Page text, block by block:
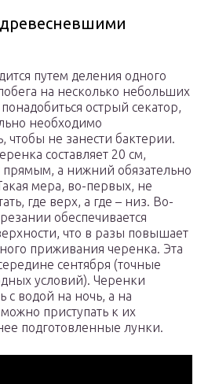
путем деления одного
на несколько небольших
острый секатор,
необходимо
чтобы не занести бактерии.
составляет 20 см,
а нижний обязательно
мера, во-первых, не
где верх, а где – низ. Во-
обеспечивается
что в разы повышает
приживания черенка. Эта
сентября (точные
условий). Черенки
с водой на ночь, а на
приступать к их
подготовленные лунки.